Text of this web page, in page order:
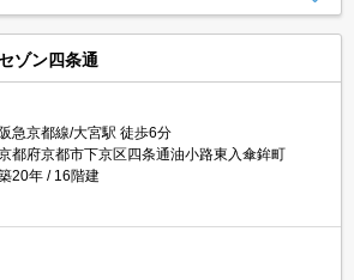
ゾン四条通
阪急京都線/大宮駅 徒歩6分
都府京都市下京区四条通油小路東入傘鉾町
20年
16階建